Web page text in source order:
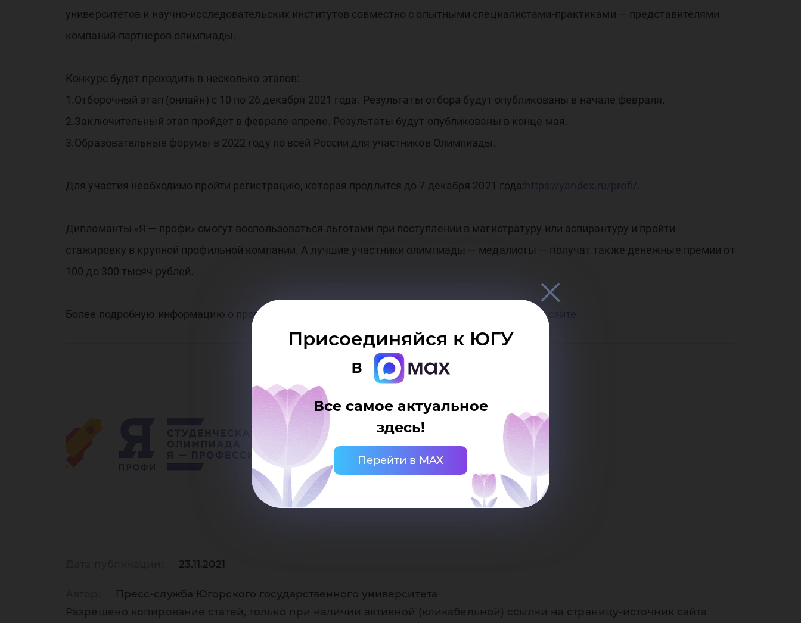
участие
-
Присоединяйся к ЮГУ
в
Все самое актуальное
здесь!
Перейти в MAX
университетов и научно-исследовательских институтов совместно с опытными специалистами-практиками — представителями
компаний-партнеров олимпиады.
Конкурс будет проходить в несколько этапов:
1.Отборочный этап (онлайн) с 10 по 26 декабря 2021 года. Результаты отбора будут опубликованы в начале февраля.
2.Заключительный этап пройдет в феврале-апреле. Результаты будут опубликованы в конце мая.
3.Образовательные форумы в 2022 году по всей России для участников Олимпиады.
Для участия необходимо пройти регистрацию, которая продлится до 7 декабря 2021 года: https://yandex.ru/profi/.
Дипломанты «Я — профи» смогут воспользоваться льготами при поступлении в магистратуру или аспирантуру и пройти
стажировку в крупной профильной компании. А лучшие участники олимпиады — медалисты — получат также денежные премии от
100 до 300 тысяч рублей.
Более подробную информацию о проведении олимпиады «Я - профессионал» можно узнать на .
23.11.2021
Пресс-служба Югорского государственного университета
Разрешено копирование статей, только при наличии активной (кликабельной) ссылки на страницу-источник сайта